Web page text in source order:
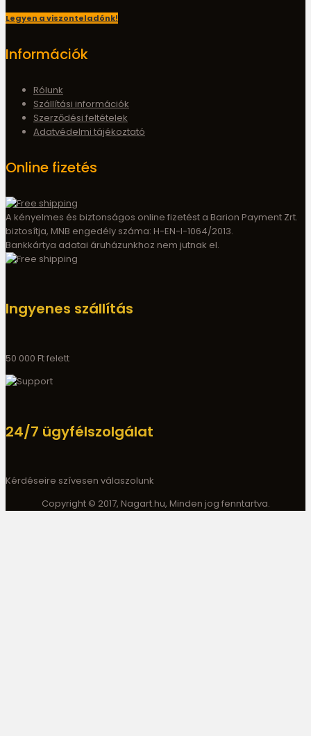
Legyen a viszonteladónk!
Információk
Rólunk
Szállítási információk
Szerződési feltételek
Adatvédelmi tájékoztató
Online fizetés
A kényelmes és biztonságos online fizetést a Barion Payment Zrt.
biztosítja, MNB engedély száma: H-EN-I-1064/2013.
Bankkártya adatai áruházunkhoz nem jutnak el.
Ingyenes szállítás
50 000 Ft felett
24/7 ügyfélszolgálat
Kérdéseire szívesen válaszolunk
Copyright © 2017, Nagart.hu, Minden jog fenntartva.